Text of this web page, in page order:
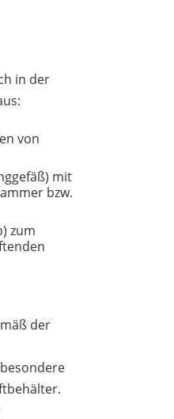
in der
von
mit
bzw.
zum
der